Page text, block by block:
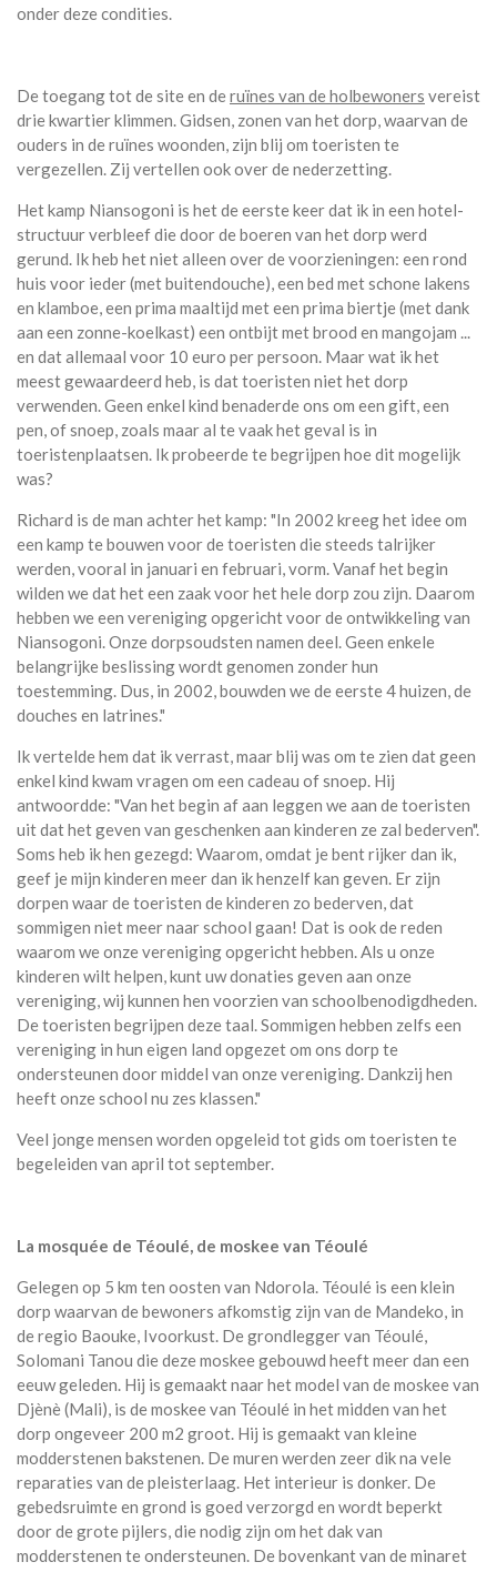
onder deze condities.
De toegang tot de site en deruïnes van de holbewoners vereist
drie kwartier klimmen. Gidsen, zonen van het dorp, waarvan de
ouders in de ruïnes woonden, zijn blij om toeristen te
vergezellen. Zij vertellen ook over de nederzetting.
Het kamp Niansogoni is het de eerste keer dat ik in een hotel-
structuur verbleef die door de boeren van het dorp werd
gerund. Ik heb het niet alleen over de voorzieningen: een rond
huis voor ieder (met buitendouche), een bed met schone lakens
en klamboe, een prima maaltijd met een prima biertje (met dank
aan een zonne-koelkast) een ontbijt met brood en mangojam ...
en dat allemaal voor 10 euro per persoon. Maar wat ik het
meest gewaardeerd heb, is dat toeristen niet het dorp
verwenden. Geen enkel kind benaderde ons om een gift, een
pen, of snoep, zoals maar al te vaak het geval is in
toeristenplaatsen. Ik probeerde te begrijpen hoe dit mogelijk
was?
Richard is de man achter het kamp: "In 2002 kreeg het idee om
een kamp te bouwen voor de toeristen die steeds talrijker
werden, vooral in januari en februari, vorm. Vanaf het begin
wilden we dat het een zaak voor het hele dorp zou zijn. Daarom
hebben we een vereniging opgericht voor de ontwikkeling van
Niansogoni. Onze dorpsoudsten namen deel. Geen enkele
belangrijke beslissing wordt genomen zonder hun
toestemming. Dus, in 2002, bouwden we de eerste 4 huizen, de
douches en latrines."
Ik vertelde hem dat ik verrast, maar blij was om te zien dat geen
enkel kind kwam vragen om een cadeau of snoep. Hij
antwoordde: "Van het begin af aan leggen we aan de toeristen
uit dat het geven van geschenken aan kinderen ze zal bederven".
Soms heb ik hen gezegd: Waarom, omdat je bent rijker dan ik,
geef je mijn kinderen meer dan ik henzelf kan geven. Er zijn
dorpen waar de toeristen de kinderen zo bederven, dat
sommigen niet meer naar school gaan! Dat is ook de reden
waarom we onze vereniging opgericht hebben. Als u onze
kinderen wilt helpen, kunt uw donaties geven aan onze
vereniging, wij kunnen hen voorzien van schoolbenodigdheden.
De toeristen begrijpen deze taal. Sommigen hebben zelfs een
vereniging in hun eigen land opgezet om ons dorp te
ondersteunen door middel van onze vereniging. Dankzij hen
heeft onze school nu zes klassen."
Veel jonge mensen worden opgeleid tot gids om toeristen te
begeleiden van april tot september.
La mosquée de Téoulé, de moskee van Téoulé
Gelegen op 5 km ten oosten van Ndorola. Téoulé is een klein
dorp waarvan de bewoners afkomstig zijn van de Mandeko, in
de regio Baouke, Ivoorkust. De grondlegger van Téoulé,
Solomani Tanou die deze moskee gebouwd heeft meer dan een
eeuw geleden. Hij is gemaakt naar het model van de moskee van
Djènè (Mali), is de moskee van Téoulé in het midden van het
dorp ongeveer 200 m2 groot. Hij is gemaakt van kleine
modderstenen bakstenen. De muren werden zeer dik na vele
reparaties van de pleisterlaag. Het interieur is donker. De
gebedsruimte en grond is goed verzorgd en wordt beperkt
door de grote pijlers, die nodig zijn om het dak van
modderstenen te ondersteunen. De bovenkant van de minaret